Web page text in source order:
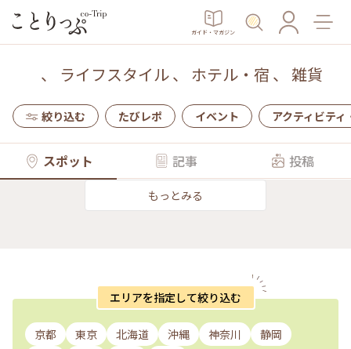
ガイド・マガジン
、 ライフスタイル、 ホテル・宿 、 雑貨
絞り込む たびレポ イベント アクティビティ
スポット 記事 投稿
もっとみる
エリアを指定して絞り込む
京都 東京 北海道 沖縄 神奈川
静岡